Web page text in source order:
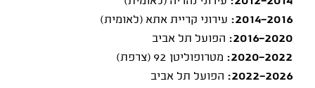
2014-2016:
עירוני קריית אתא (לאומית)
2016-2020:
הפועל תל אביב
2020-2022:
מטרופוליטן 92 (צרפת)
2022-2026:
הפועל תל אביב